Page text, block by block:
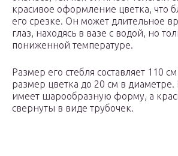
красивое оформление цветка, что
его срезке. Он может длительное
глаз, находясь в вазе с водой, но
пониженной температуре.
Размер его стебля составляет 110
размер цветка до 20 см в
имеет шарообразную форму, а
свернуты в виде трубочек.